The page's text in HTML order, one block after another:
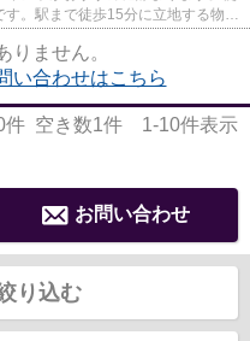
。駅まで徒歩15分に立地する物件
りません。
い合わせはこちら
件 空き数1件 1-10件表示
お問い合わせ
り込む